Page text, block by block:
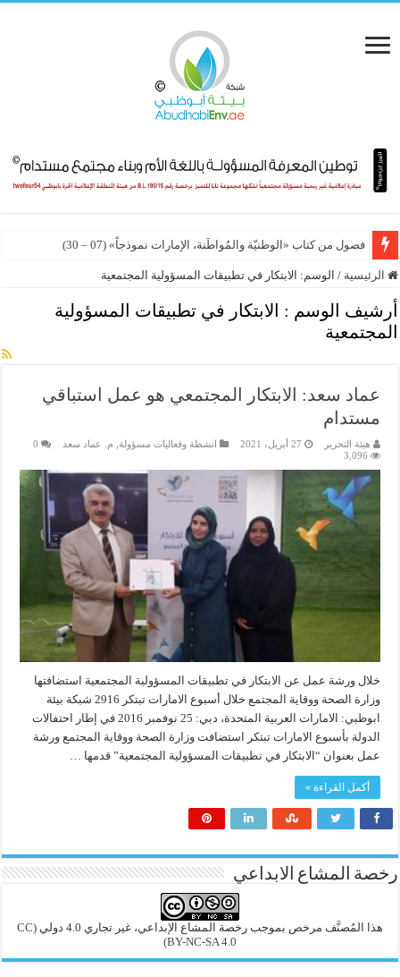
فصول من كتاب «الوطنيّة والمُواطَنة، الإمارات نموذجاً» (07 – 30)
الرئيسية / الوسم: الابتكار في تطبيقات المسؤولية المجتمعية
أرشيف الوسم : الابتكار في تطبيقات المسؤولية
المجتمعية
عماد سعد: الابتكار المجتمعي هو عمل استباقي
مستدام
هيئة التحرير 27 أبريل، 2021 انشطة وفعاليات مسؤولة م. عماد سعد
0
3,096
خلال ورشة عمل عن الابتكار في تطبيقات المسؤولية المجتمعية استضافتها
وزارة الصحة ووقاية المجتمع خلال أسبوع الامارات تبتكر 2916 شبكة بيئة
ابوظبي: الامارات العربية المتحدة، دبي: 25 نوفمبر 2016 في إطار احتفالات
الدولة بأسبوع الامارات تبتكر استضافت وزارة الصحة ووقاية المجتمع ورشة
عمل بعنوان “الابتكار في تطبيقات المسؤولية المجتمعية” قدمها …
أكمل القراءة »
رخصة المشاع الابداعي
هذا المُصنَّف مرخص بموجب رخصة المشاع الإبداعي، غير تجاري 4.0 دولي
(CC
BY-NC-SA 4.0)